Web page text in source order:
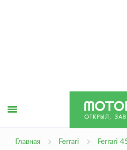
Главная Ferrari Ferrari